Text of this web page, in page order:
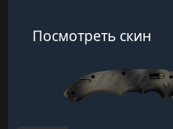
Посмотреть скин